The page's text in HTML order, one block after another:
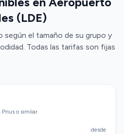
(LDE)
según el tamaño de su grupo y
Todas las tarifas son fijas
Prius o similar
desde